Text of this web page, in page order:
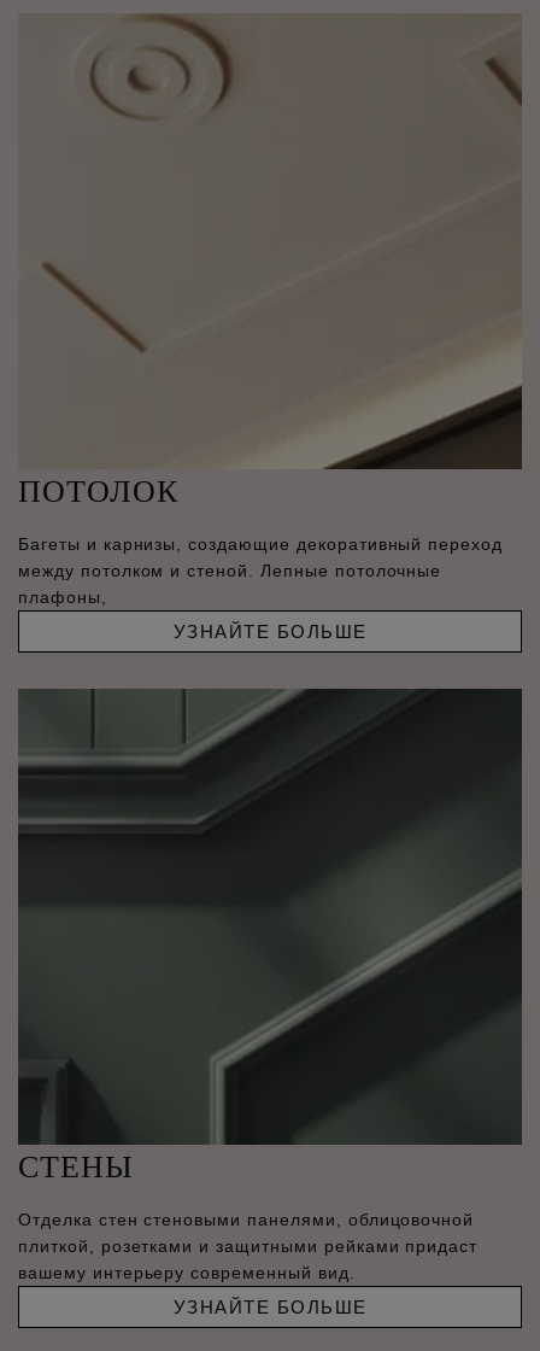
ПОТОЛОК
Багеты и карнизы, создающие декоративный переход
между потолком и стеной. Лепные потолочные
плафоны,
УЗНАЙТЕ БОЛЬШЕ
СТЕНЫ
Отделка стен стеновыми панелями, облицовочной
плиткой, розетками и защитными рейками придаст
вашему интерьеру современный вид.
УЗНАЙТЕ БОЛЬШЕ